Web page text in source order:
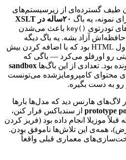
طیف گسترده‌ای از زیرسیستم‌های
نمونه، یه باگ ۲۰ساله در XSLT
تودرتوی key() باعث می‌شدن
حافظه‌اش آزاد بشه. یه باگ دیگه
HTML بود که با اضافه کردن بیش
رو اورفلو می‌کرد — باگی که
بود. تعدادی از این باگ‌ها sandbox
محتوای کامپرومایزشده می‌تونست
رو به دست بگیره.
لاگ‌های هارنس دید که مدل‌ها بارها
prototype از سندباکس فرار کنن،
قبلاً موزیلا انجام داده بود (فریز کردن
همه‌ی این تلاش‌ها ناموفق بودن.
معماری قبلی واقعاً